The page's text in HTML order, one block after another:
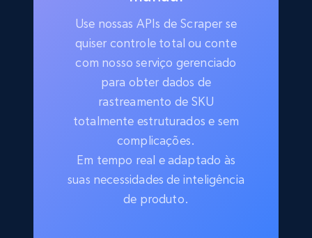
Use nossas APIs de Scraper se
quiser controle total ou conte
com nosso serviço gerenciado
para obter dados de
rastreamento de SKU
totalmente estruturados e sem
complicações.
Em tempo real e adaptado às
suas necessidades de inteligência
de produto.